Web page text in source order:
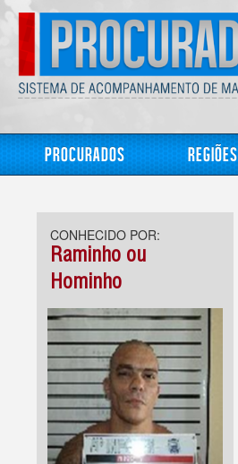
Procurados Regiões
CONHECIDO POR:
Raminho ou
Hominho